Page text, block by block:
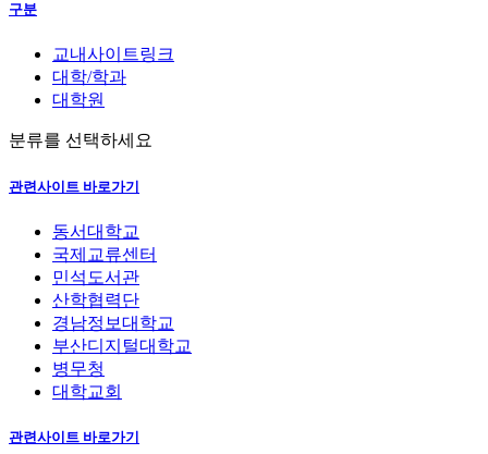
구분
교내사이트링크
대학/학과
대학원
분류를 선택하세요
관련사이트 바로가기
동서대학교
국제교류센터
민석도서관
산학협력단
경남정보대학교
부산디지털대학교
병무청
대학교회
관련사이트 바로가기